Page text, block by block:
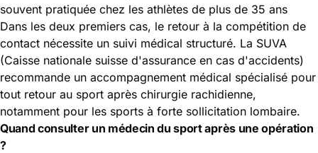
souvent pratiquée chez les athlètes de plus de 35 ans
Dans les deux premiers cas, le retour à la compétition de
contact nécessite un suivi médical structuré. La SUVA
(Caisse nationale suisse d'assurance en cas d'accidents)
recommande un accompagnement médical spécialisé pour
tout retour au sport après chirurgie rachidienne,
notamment pour les sports à forte sollicitation lombaire.
Quand consulter un médecin du sport après une opération
?